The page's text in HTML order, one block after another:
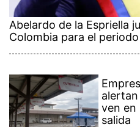
Abelardo de la Espriella
Colombia para el
ven en
salida